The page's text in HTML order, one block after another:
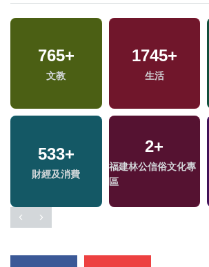
765+
文教
1745+
生活
533+
財經及消費
2+
福建林公信俗文化專
區